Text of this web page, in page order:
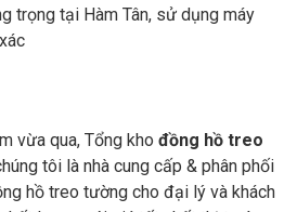
trọng tại Hàm Tân, sử dụng máy
vừa qua, Tổng kho đồng hồ treo
tôi là nhà cung cấp & phân phối
hồ treo tường cho đại lý và khách